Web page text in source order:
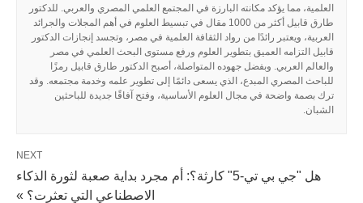
العلمية، مما يؤكد مكانته البارزة في المجتمع العلمي المصري والعربي. للدكتور
طارق قابيل أكثر من 1000 مقال في تبسيط العلوم في أهم المجلات والجرائد
العربية، ويعتبر رائدًا من رواد الثقافة العلمية في مصر، وتجسد إنجازات الدكتور
قابيل التزامه العميق بتطوير العلوم ورفع مستوى البحث العلمي في مصر
والعالم العربي. وبفضل جهوده المتواصلة، أصبح الدكتور طارق قابيل رمزًا
للباحث المصري المبدع، الذي يسعى دائمًا إلى تطوير علمه وخدمة مجتمعه. وقد
ترك بصمة واضحة في مجال العلوم الأساسية، وفتح آفاقًا جديدة للباحثين
الشبان.
NEXT
هل "جي بي تي-5" كارثة؟: أم مجرد بداية صعبة لثورة الذكاء
الاصطناعي التي تعثرت؟ »